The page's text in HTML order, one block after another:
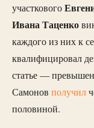
участкового
Ивана Таценко
каждого из них к
квалифицировал
статье —
Самонов получил
половиной.